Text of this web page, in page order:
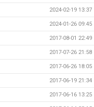
2024-02-19 13:37
2024-01-26 09:45
2017-08-01 22:49
2017-07-26 21:58
2017-06-26 18:05
2017-06-19 21:34
2017-06-16 13:25